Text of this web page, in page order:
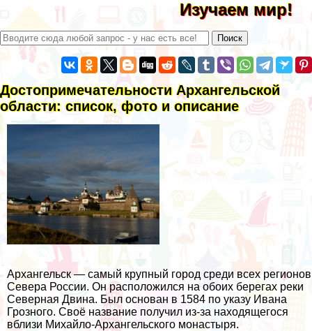
Изучаем мир!
Достопримечательности Архангельской
области: список, фото и описание
Архангельск — самый крупный город среди всех регионов
Севера России. Он расположился на обоих берегах реки
Северная Двина. Был основан в 1584 по указу Ивана
Грозного. Своё название получил из-за находящегося
вблизи Михайло-Архангельского монастыря.